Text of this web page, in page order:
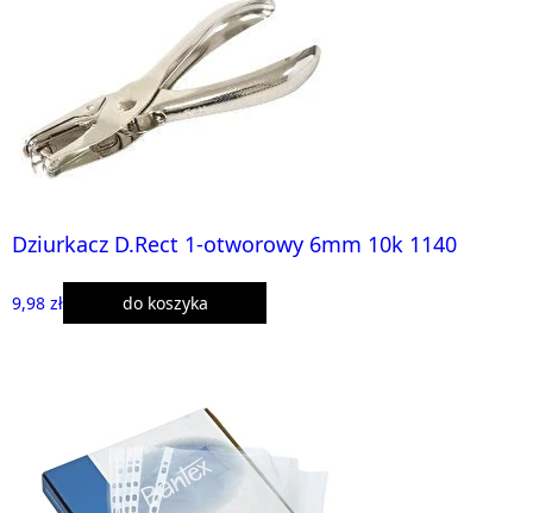
Dziurkacz D.Rect 1-otworowy 6mm 10k 1140
9,98 zł do koszyka